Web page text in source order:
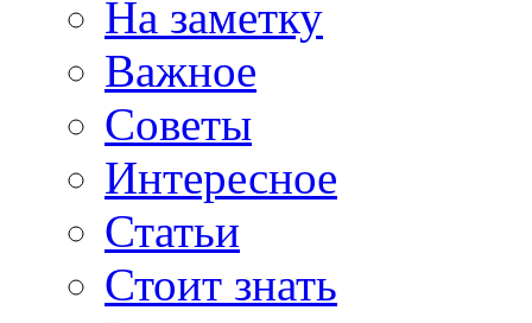
На заметку
Важное
Советы
Интересное
Статьи
Стоит знать